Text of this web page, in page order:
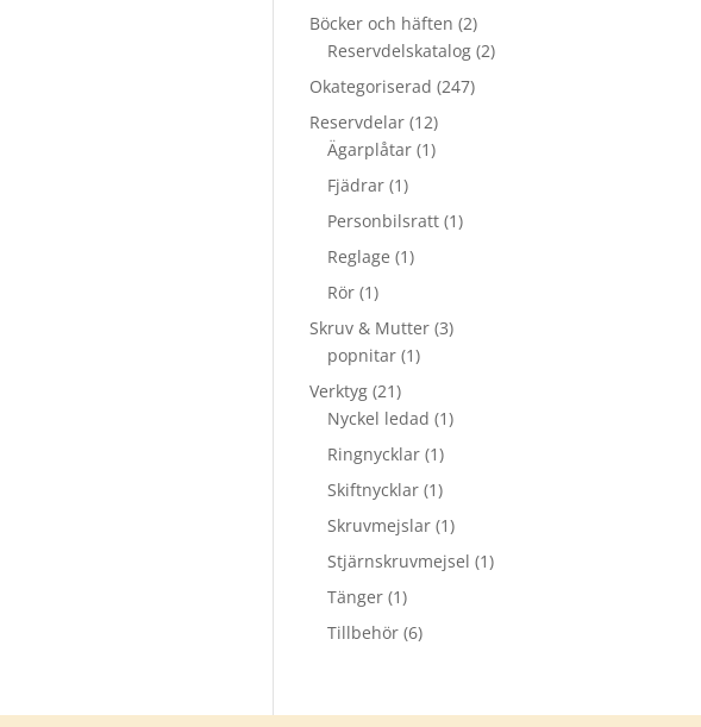
Böcker och häften (2)
Reservdelskatalog (2)
Okategoriserad (247)
Reservdelar (12)
Ägarplåtar (1)
Fjädrar (1)
Personbilsratt (1)
Reglage (1)
Rör (1)
Skruv & Mutter (3)
popnitar (1)
Verktyg (21)
Nyckel ledad (1)
Ringnycklar (1)
Skiftnycklar (1)
Skruvmejslar (1)
Stjärnskruvmejsel (1)
Tänger (1)
Tillbehör (6)